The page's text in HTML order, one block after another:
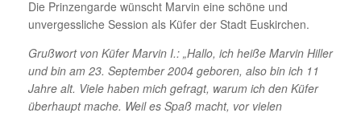
Die Prinzengarde wünscht Marvin eine schöne und
unvergessliche Session als Küfer der Stadt Euskirchen.
Grußwort von Küfer Marvin I.: „Hallo, ich heiße Marvin Hiller
und bin am 23. September 2004 geboren, also bin ich 11
Jahre alt. Viele haben mich gefragt, warum ich den Küfer
überhaupt mache. Weil es Spaß macht, vor vielen